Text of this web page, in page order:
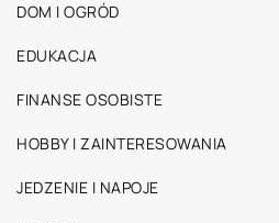
DOM I OGRÓD
EDUKACJA
FINANSE OSOBISTE
HOBBY I ZAINTERESOWANIA
JEDZENIE I NAPOJE